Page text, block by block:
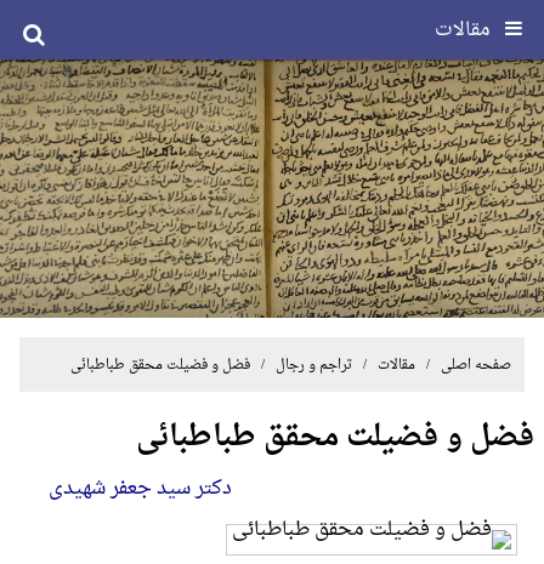
مقالات
صفحه اصلی /مقالات /تراجم و رجال / فضل و فضیلت محقق طباطبائی
فضل و فضیلت محقق طباطبائی
دکتر سید جعفر شهیدی